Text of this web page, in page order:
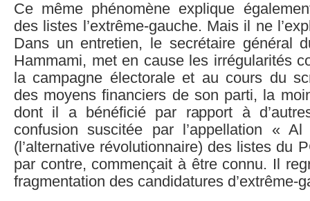
Ce même phénomène explique
des listes l’extrême-gauche. Mais il ne
Dans un entretien, le secrétaire général
Hammami, met en cause les irrégularités
la campagne électorale et au cours du
des moyens financiers de son parti, la
dont il a bénéficié par rapport à
confusion suscitée par l’appellation «
(l’alternative révolutionnaire) des listes du
par contre, commençait à être connu. Il
fragmentation des candidatures d’extrême-